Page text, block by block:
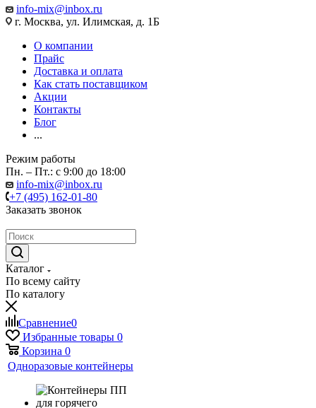
info-mix@inbox.ru
г. Москва, ул. Илимская, д. 1Б
О компании
Прайс
Доставка и оплата
Как стать поставщиком
Акции
Контакты
Блог
...
Режим работы
Пн. – Пт.: с 9:00 до 18:00
info-mix@inbox.ru
+7 (495) 162-01-80
Заказать звонок
Каталог
По всему сайту
По каталогу
Сравнение0
Избранные товары 0
Корзина 0
Одноразовые контейнеры